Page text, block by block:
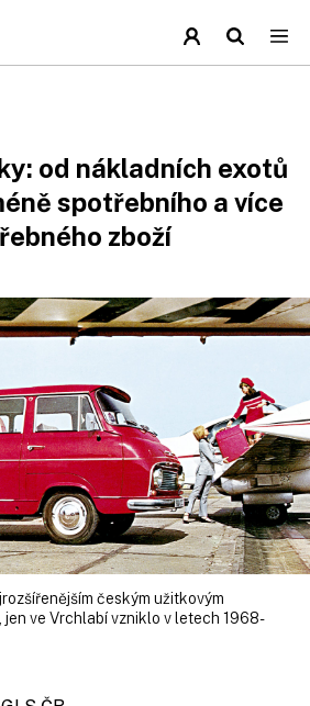
od nákladních exotů
spotřebního a více
zboží
českým užitkovým
ve Vrchlabí vzniklo v letech 1968-